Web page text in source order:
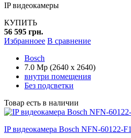
IP видеокамеры
КУПИТЬ
56 595 грн.
Избранноее В сравнение
Bosch
7.0 Mp (2640 x 2640)
внутри помещения
Без подсветки
Товар есть в наличии
IP видеокамера Bosch NFN-60122-F1